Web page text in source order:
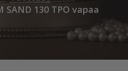
SAND 130 TPO vapaa